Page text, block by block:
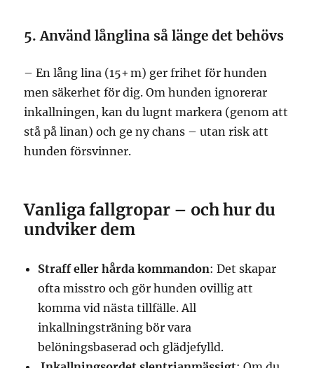
5. Använd långlina så länge det behövs
– En lång lina (15+ m) ger frihet för hunden
men säkerhet för dig. Om hunden ignorerar
inkallningen, kan du lugnt markera (genom att
stå på linan) och ge ny chans – utan risk att
hunden försvinner.
Vanliga fallgropar – och hur du
undviker dem
Straff eller hårda kommandon: Det skapar
ofta misstro och gör hunden ovillig att
komma vid nästa tillfälle. All
inkallningsträning bör vara
belöningsbaserad och glädjefylld.